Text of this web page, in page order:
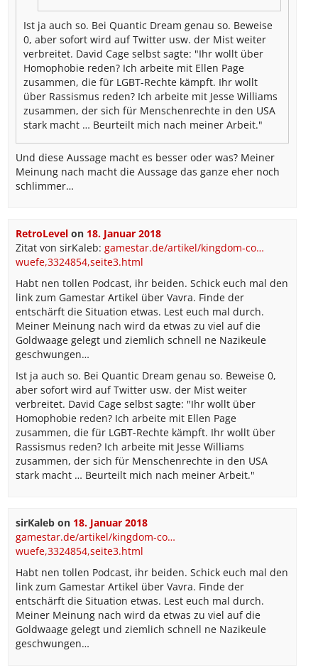
Ist ja auch so. Bei Quantic Dream genau so. Beweise
0, aber sofort wird auf Twitter usw. der Mist weiter
verbreitet. David Cage selbst sagte: "Ihr wollt über
Homophobie reden? Ich arbeite mit Ellen Page
zusammen, die für LGBT-Rechte kämpft. Ihr wollt
über Rassismus reden? Ich arbeite mit Jesse Williams
zusammen, der sich für Menschenrechte in den USA
stark macht … Beurteilt mich nach meiner Arbeit."
Und diese Aussage macht es besser oder was? Meiner
Meinung nach macht die Aussage das ganze eher noch
schlimmer…
RetroLevelon 18. Januar 2018
Zitat von sirKaleb: gamestar.de/artikel/kingdom-co…
wuefe,3324854,seite3.html
Habt nen tollen Podcast, ihr beiden. Schick euch mal den
link zum Gamestar Artikel über Vavra. Finde der
entschärft die Situation etwas. Lest euch mal durch.
Meiner Meinung nach wird da etwas zu viel auf die
Goldwaage gelegt und ziemlich schnell ne Nazikeule
geschwungen…
Ist ja auch so. Bei Quantic Dream genau so. Beweise 0,
aber sofort wird auf Twitter usw. der Mist weiter
verbreitet. David Cage selbst sagte: "Ihr wollt über
Homophobie reden? Ich arbeite mit Ellen Page
zusammen, die für LGBT-Rechte kämpft. Ihr wollt über
Rassismus reden? Ich arbeite mit Jesse Williams
zusammen, der sich für Menschenrechte in den USA
stark macht … Beurteilt mich nach meiner Arbeit."
sirKalebon 18. Januar 2018
gamestar.de/artikel/kingdom-co…
wuefe,3324854,seite3.html
Habt nen tollen Podcast, ihr beiden. Schick euch mal den
link zum Gamestar Artikel über Vavra. Finde der
entschärft die Situation etwas. Lest euch mal durch.
Meiner Meinung nach wird da etwas zu viel auf die
Goldwaage gelegt und ziemlich schnell ne Nazikeule
geschwungen…